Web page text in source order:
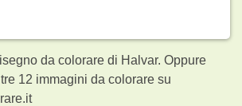
da colorare di Halvar. Oppure
12 immagini da colorare su